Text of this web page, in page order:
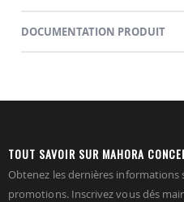
DOCUMENTATION PRODUIT
TOUT SAVOIR SUR MAHORA
Obtenez les dernières
promotions. Inscrivez vous dés